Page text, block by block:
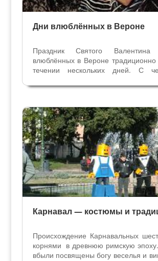
Дни влюблённых в Вероне
Праздник Святого
влюблённых в Вероне традиционно
течении нескольких дней. С
город был во власти
10 до 19 часов — место...
Праздники и легенды
Традиции
Карнавал — костюмы и
Происхождение Карнавальных
корнями в древнюю римскую
вбыли посвящены богу веселья и